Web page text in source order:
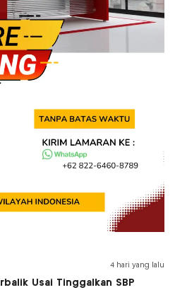
4 hari yang lalu
Usai Tinggalkan SBP